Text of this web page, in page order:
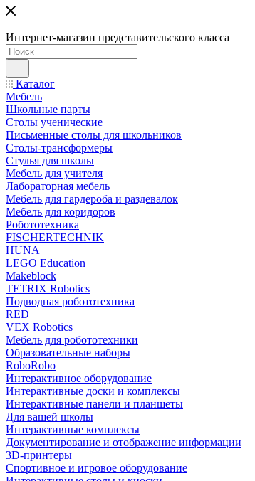
Интернет-магазин представительского класса
Каталог
Мебель
Школьные парты
Столы ученические
Письменные столы для школьников
Столы-трансформеры
Стулья для школы
Мебель для учителя
Лабораторная мебель
Мебель для гардероба и раздевалок
Мебель для коридоров
Робототехника
FISCHERTECHNIK
HUNA
LEGO Education
Makeblock
TETRIX Robotics
Подводная робототехника
RED
VEX Robotics
Мебель для робототехники
Образовательные наборы
RoboRobo
Интерактивное оборудование
Интерактивные доски и комплексы
Интерактивные панели и планшеты
Для вашей школы
Интерактивные комплексы
Документирование и отображение информации
3D-принтеры
Спортивное и игровое оборудование